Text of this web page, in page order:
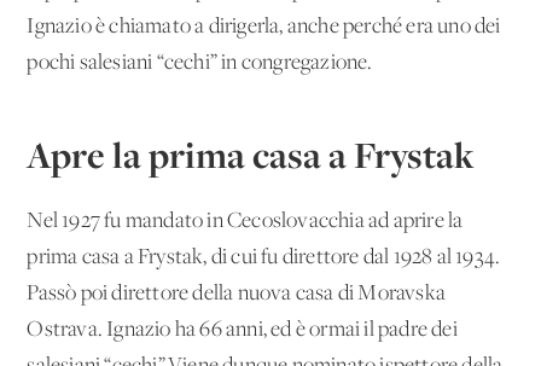
Ignazio è chiamato a dirigerla, anche perché era uno dei
pochi salesiani “cechi” in congregazione.
Apre la prima casa a Frystak
Nel 1927 fu mandato in Cecoslovacchia ad aprire la
prima casa a Frystak, di cui fu direttore dal 1928 al 1934.
Passò poi direttore della nuova casa di Moravska
Ostrava. Ignazio ha 66 anni, ed è ormai il padre dei